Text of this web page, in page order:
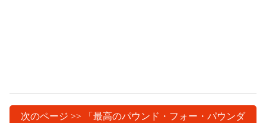
次のページ >> 「最高のパウンド・フォー・パウンダ